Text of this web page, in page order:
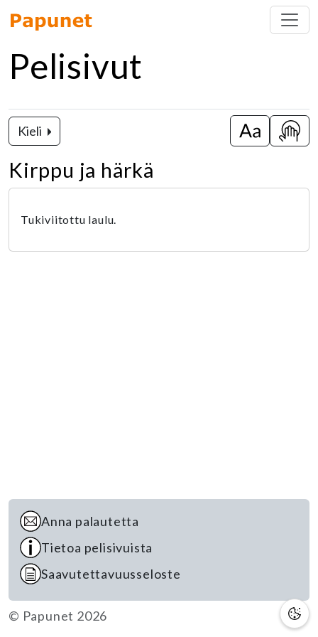
Pelisivut
Kieli
Vaihda isot
Kirppu ja härkä
Tukiviitottu laulu.
Anna palautetta
Tietoa pelisivuista
Saavutettavuusseloste
© Papunet 2026